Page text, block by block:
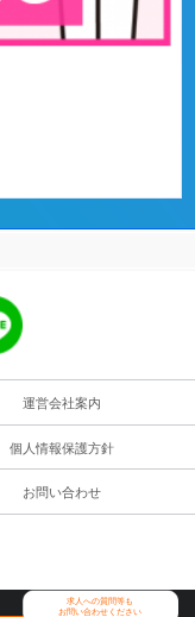
運営会社案内
個人情報保護方針
お問い合わせ
求人への質問等も
お問い合わせください